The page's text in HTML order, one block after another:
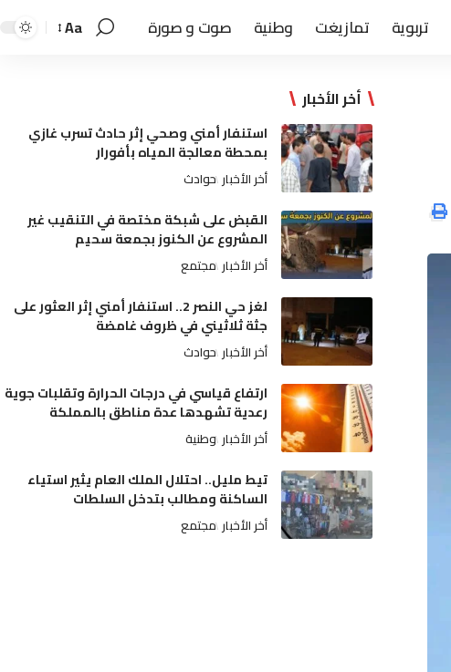
تربوية تمازيغت وطنية صوت و صورة Aa
أخر الأخبار
استنفار أمني وصحي إثر حادث تسرب غازي
بمحطة معالجة المياه بأفورار
أخر الأخبار حوادث
القبض على شبكة مختصة في التنقيب غير
المشروع عن الكنوز بجمعة سحيم
أخر الأخبار مجتمع
لغز حي النصر 2.. استنفار أمني إثر العثور على
جثة ثلاثيني في ظروف غامضة
أخر الأخبار حوادث
ارتفاع قياسي في درجات الحرارة وتقلبات جوية
رعدية تشهدها عدة مناطق بالمملكة
أخر الأخبار وطنية
تيط مليل.. احتلال الملك العام يثير استياء
الساكنة ومطالب بتدخل السلطات
أخر الأخبار مجتمع